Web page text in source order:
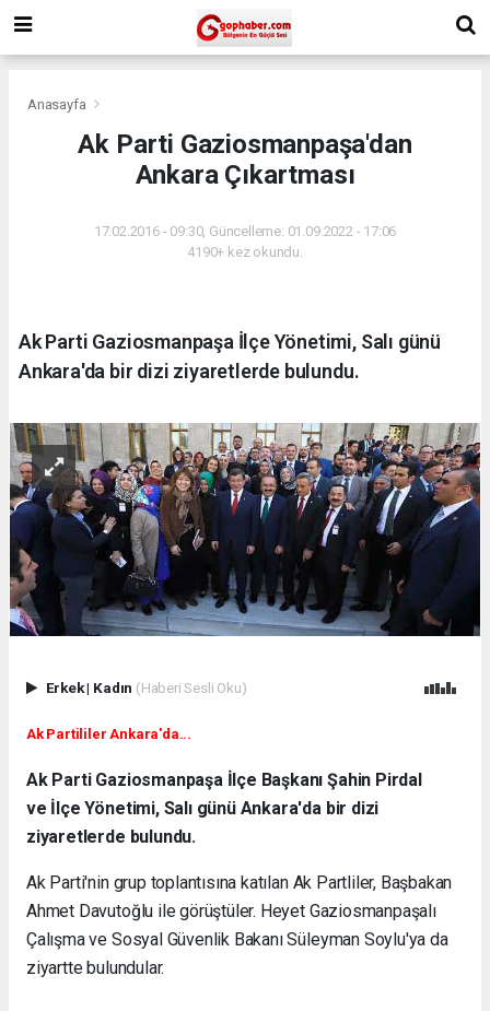
Anasayfa
Ak Parti Gaziosmanpaşa'dan
Ankara Çıkartması
17.02.2016 - 09:30, Güncelleme: 01.09.2022 - 17:06
4190+ kez okundu.
Ak Parti Gaziosmanpaşa İlçe Yönetimi, Salı günü
Ankara'da bir dizi ziyaretlerde bulundu.
Erkek| Kadın (Haberi Sesli Oku)
Ak Partililer Ankara'da...
Ak Parti Gaziosmanpaşa İlçe Başkanı Şahin Pirdal
ve İlçe Yönetimi, Salı günü Ankara'da bir dizi
ziyaretlerde bulundu.
Ak Parti'nin grup toplantısına katılan Ak Partliler, Başbakan
Ahmet Davutoğlu ile görüştüler. Heyet Gaziosmanpaşalı
Çalışma ve Sosyal Güvenlik Bakanı Süleyman Soylu'ya da
ziyartte bulundular.